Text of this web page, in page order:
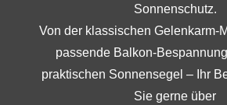
Sonnenschutz.
Von der klassischen Gelenkarm-
passende Balkon-
praktischen Sonnensegel – Ihr
Sie gerne über